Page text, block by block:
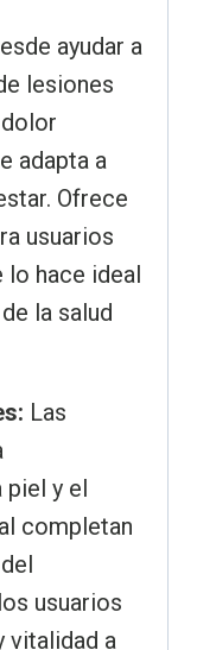
ayudar a
lesiones
adapta a
Ofrece
usuarios
lo hace ideal
la salud
Las
piel y el
completan
usuarios
vitalidad a